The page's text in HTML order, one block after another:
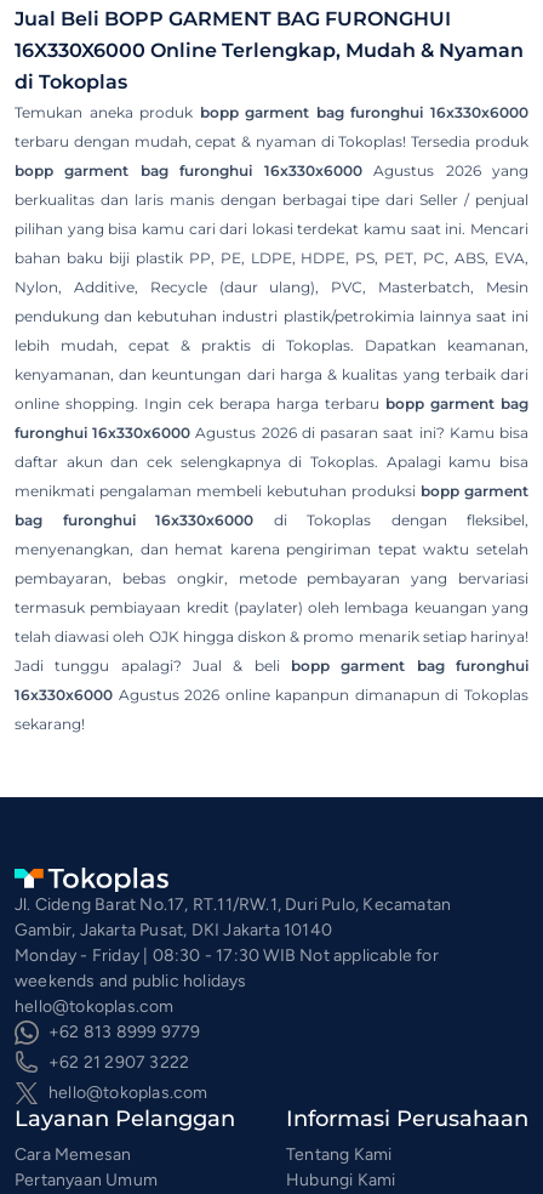
Jual Beli BOPP GARMENT BAG FURONGHUI
16X330X6000 Online Terlengkap, Mudah & Nyaman
di Tokoplas
Temukan aneka produk bopp garment bag furonghui 16x330x6000
terbaru dengan mudah, cepat & nyaman di Tokoplas! Tersedia produk
bopp garment bag furonghui 16x330x6000Agustus 2026 yang
berkualitas dan laris manis dengan berbagai tipe dari Seller / penjual
pilihan yang bisa kamu cari dari lokasi terdekat kamu saat ini. Mencari
bahan baku biji plastik PP, PE, LDPE, HDPE, PS, PET, PC, ABS, EVA,
Nylon, Additive, Recycle (daur ulang), PVC, Masterbatch, Mesin
pendukung dan kebutuhan industri plastik/petrokimia lainnya saat ini
lebih mudah, cepat & praktis di Tokoplas. Dapatkan keamanan,
kenyamanan, dan keuntungan dari harga & kualitas yang terbaik dari
online shopping. Ingin cek berapa harga terbaru bopp garment bag
furonghui 16x330x6000 Agustus 2026 di pasaran saat ini? Kamu bisa
daftar akun dan cek selengkapnya di Tokoplas. Apalagi kamu bisa
menikmati pengalaman membeli kebutuhan produksi bopp garment
bag furonghui 16x330x6000 di Tokoplas dengan fleksibel,
menyenangkan, dan hemat karena pengiriman tepat waktu setelah
pembayaran, bebas ongkir, metode pembayaran yang bervariasi
termasuk pembiayaan kredit (paylater) oleh lembaga keuangan yang
telah diawasi oleh OJK hingga diskon & promo menarik setiap harinya!
Jadi tunggu apalagi? Jual & beli bopp garment bag furonghui
16x330x6000 Agustus 2026 online kapanpun dimanapun di Tokoplas
sekarang!
Jl. Cideng Barat No.17, RT.11/RW.1, Duri Pulo, Kecamatan
Gambir, Jakarta Pusat, DKI Jakarta 10140
Monday - Friday | 08:30 - 17:30 WIB Not applicable for
weekends and public holidays
hello@tokoplas.com
+62 813 8999 9779
+62 21 2907 3222
hello@tokoplas.com
Layanan Pelanggan
Cara Memesan
Pertanyaan Umum
Informasi Perusahaan
Tentang Kami
Hubungi Kami